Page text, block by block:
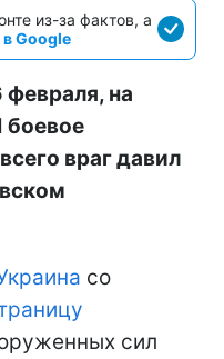
из-за фактов, а
Google
на
боевое
враг давил
со
сил